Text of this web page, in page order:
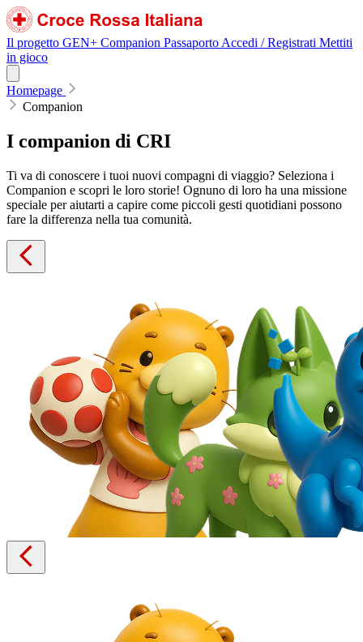
Il progetto GEN+ Companion Passaporto Accedi / Registrati Mettiti
in gioco
Homepage
Companion
I companion di CRI
Ti va di conoscere i tuoi nuovi compagni di viaggio? Seleziona i
Companion e scopri le loro storie! Ognuno di loro ha una missione
speciale per aiutarti a capire come piccoli gesti quotidiani possono
fare la differenza nella tua comunità.